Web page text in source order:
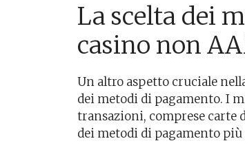
La scelta dei
casino non
Un altro aspetto cruciale
dei metodi di pagamento. I
transazioni, comprese carte
dei metodi di pagamento